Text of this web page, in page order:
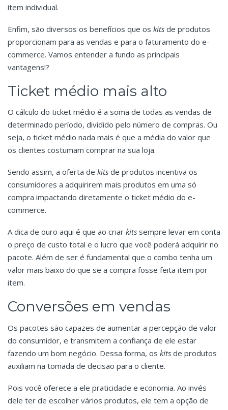
item individual.
Enfim, são diversos os benefícios que os kits de produtos
proporcionam para as vendas e para o faturamento do e-
commerce. Vamos entender a fundo as principais
vantagens!?
Ticket médio mais alto
O cálculo do ticket médio é a soma de todas as vendas de
determinado período, dividido pelo número de compras. Ou
seja, o ticket médio nada mais é que a média do valor que
os clientes costumam comprar na sua loja.
Sendo assim, a oferta de kits de produtos incentiva os
consumidores a adquirirem mais produtos em uma só
compra impactando diretamente o ticket médio do e-
commerce.
A dica de ouro aqui é que ao criar kits sempre levar em conta
o preço de custo total e o lucro que você poderá adquirir no
pacote. Além de ser é fundamental que o combo tenha um
valor mais baixo do que se a compra fosse feita item por
item.
Conversões em vendas
Os pacotes são capazes de aumentar a percepção de valor
do consumidor, e transmitem a confiança de ele estar
fazendo um bom negócio. Dessa forma, os kits de produtos
auxiliam na tomada de decisão para o cliente.
Pois você oferece a ele praticidade e economia. Ao invés
dele ter de escolher vários produtos, ele tem a opção de